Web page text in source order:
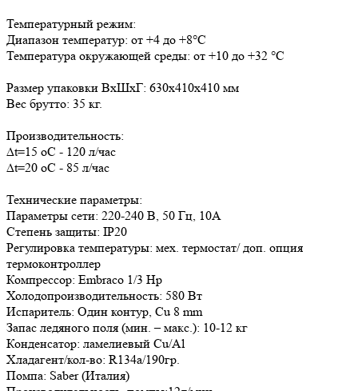
Температурный режим:
Диапазон температур: от +4 до +8°С
Температура окружающей среды: от +10 до +32 °С
Размер упаковки ВxШxГ: 630х410х410 мм
Вес брутто: 35 кг.
Производительность:
∆t=15 oC - 120 л/час
∆t=20 oC - 85 л/час
Технические параметры:
Параметры сети: 220-240 В, 50 Гц, 10А
Степень защиты: IP20
Регулировка температуры: мех. термостат/ доп. опция
термоконтроллер
Компрессор: Embraco 1/3 Hp
Холодопроизводительность: 580 Вт
Испаритель: Один контур, Cu 8 mm
Запас ледяного поля (мин. – макс.): 10-12 кг
Конденсатор: ламелиевый Cu/Al
Хладагент/кол-во: R134a/190гр.
Помпа: Saber (Италия)